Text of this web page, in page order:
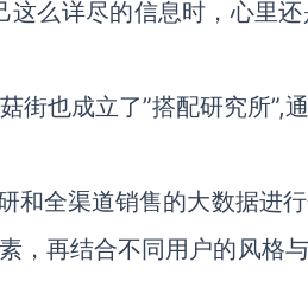
这么详尽的信息时，心里
街也成立了”搭配研究所”,
和全渠道销售的大数据进
，再结合不同用户的风格